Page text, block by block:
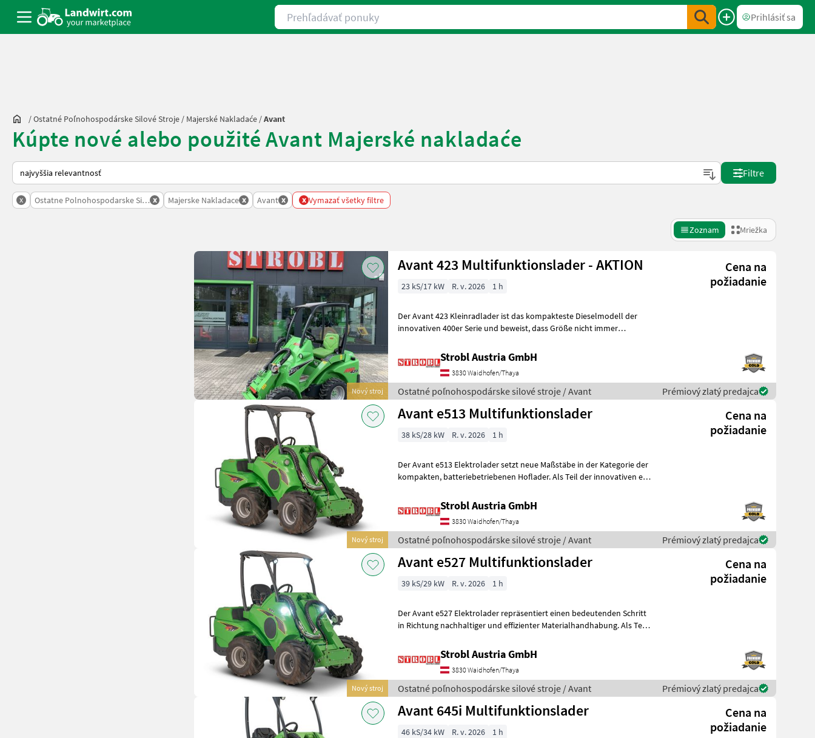
Prehľadávať ponuky
Prihlásiť sa
/Ostatné Poľnohospodárske Silové Stroje / Majerské Nakladaće /Avant
Kúpte nové alebo použité Avant Majerské nakladaće
Takto sa vykonáva triedenie na Landwirt.com
Filtre
x Ostatne Polnohospodarske Silove Stroje
x Majerske Nakladace x Avant x x Vymazať všetky filtre
Zoznam Mriežka
Nový stroj
Avant 423 Multifunktionslader - AKTION
Cena na
požiadanie
23 kS/17 kW R. v. 2026 1 h
Der Avant 423 Kleinradlader ist das kompakteste Dieselmodell der
innovativen 400er Serie und beweist, dass Größe nicht immer
Strobl Austria GmbH
3830 Waidhofen/Thaya
Ostatné poľnohospodárske silové stroje / Avant Prémiový zlatý predajca
Nový stroj
Avant e513 Multifunktionslader
Cena na
požiadanie
38 kS/28 kW R. v. 2026 1 h
Der Avant e513 Elektrolader setzt neue Maßstäbe in der Kategorie der
kompakten, batteriebetriebenen Hoflader. Als Teil der innovativen e-
Strobl Austria GmbH
3830 Waidhofen/Thaya
Ostatné poľnohospodárske silové stroje / Avant Prémiový zlatý predajca
Nový stroj
Avant e527 Multifunktionslader
Cena na
požiadanie
39 kS/29 kW R. v. 2026 1 h
Der Avant e527 Elektrolader repräsentiert einen bedeutenden Schritt
in Richtung nachhaltiger und effizienter Materialhandhabung. Als Teil
Strobl Austria GmbH
3830 Waidhofen/Thaya
Ostatné poľnohospodárske silové stroje / Avant Prémiový zlatý predajca
Avant 645i Multifunktionslader
Cena na
požiadanie
46 kS/34 kW R. v. 2026 1 h